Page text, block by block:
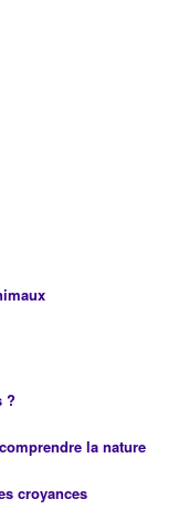
?
la nature
croyances